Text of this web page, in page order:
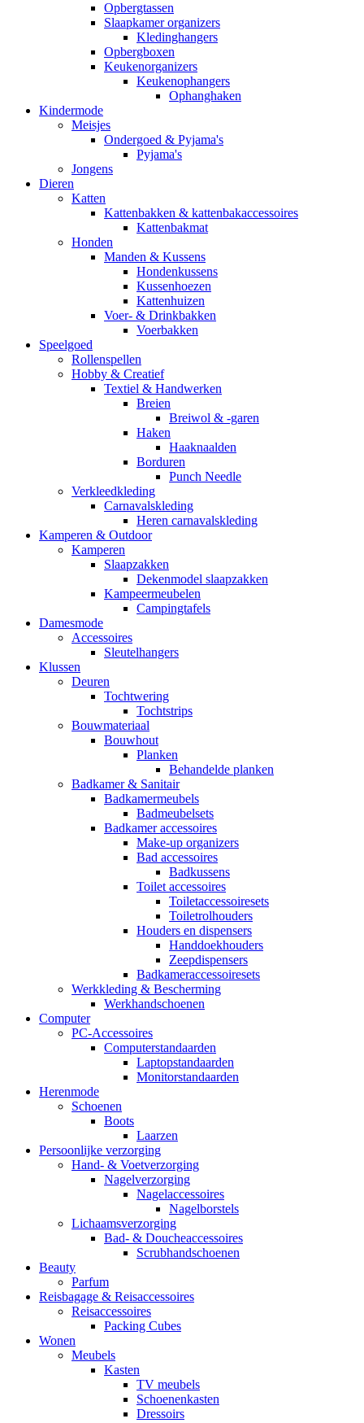
Opbergtassen
Slaapkamer organizers
Kledinghangers
Opbergboxen
Keukenorganizers
Keukenophangers
Ophanghaken
Kindermode
Meisjes
Ondergoed & Pyjama's
Pyjama's
Jongens
Dieren
Katten
Kattenbakken & kattenbakaccessoires
Kattenbakmat
Honden
Manden & Kussens
Hondenkussens
Kussenhoezen
Kattenhuizen
Voer- & Drinkbakken
Voerbakken
Speelgoed
Rollenspellen
Hobby & Creatief
Textiel & Handwerken
Breien
Breiwol & -garen
Haken
Haaknaalden
Borduren
Punch Needle
Verkleedkleding
Carnavalskleding
Heren carnavalskleding
Kamperen & Outdoor
Kamperen
Slaapzakken
Dekenmodel slaapzakken
Kampeermeubelen
Campingtafels
Damesmode
Accessoires
Sleutelhangers
Klussen
Deuren
Tochtwering
Tochtstrips
Bouwmateriaal
Bouwhout
Planken
Behandelde planken
Badkamer & Sanitair
Badkamermeubels
Badmeubelsets
Badkamer accessoires
Make-up organizers
Bad accessoires
Badkussens
Toilet accessoires
Toiletaccessoiresets
Toiletrolhouders
Houders en dispensers
Handdoekhouders
Zeepdispensers
Badkameraccessoiresets
Werkkleding & Bescherming
Werkhandschoenen
Computer
PC-Accessoires
Computerstandaarden
Laptopstandaarden
Monitorstandaarden
Herenmode
Schoenen
Boots
Laarzen
Persoonlijke verzorging
Hand- & Voetverzorging
Nagelverzorging
Nagelaccessoires
Nagelborstels
Lichaamsverzorging
Bad- & Doucheaccessoires
Scrubhandschoenen
Beauty
Parfum
Reisbagage & Reisaccessoires
Reisaccessoires
Packing Cubes
Wonen
Meubels
Kasten
TV meubels
Schoenenkasten
Dressoirs